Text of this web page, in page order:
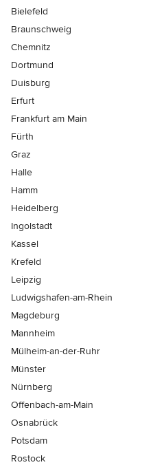
Bielefeld
Braunschweig
Chemnitz
Dortmund
Duisburg
Erfurt
Frankfurt am Main
Fürth
Graz
Halle
Hamm
Heidelberg
Ingolstadt
Kassel
Krefeld
Leipzig
Ludwigshafen-am-Rhein
Magdeburg
Mannheim
Mülheim-an-der-Ruhr
Münster
Nürnberg
Offenbach-am-Main
Osnabrück
Potsdam
Rostock